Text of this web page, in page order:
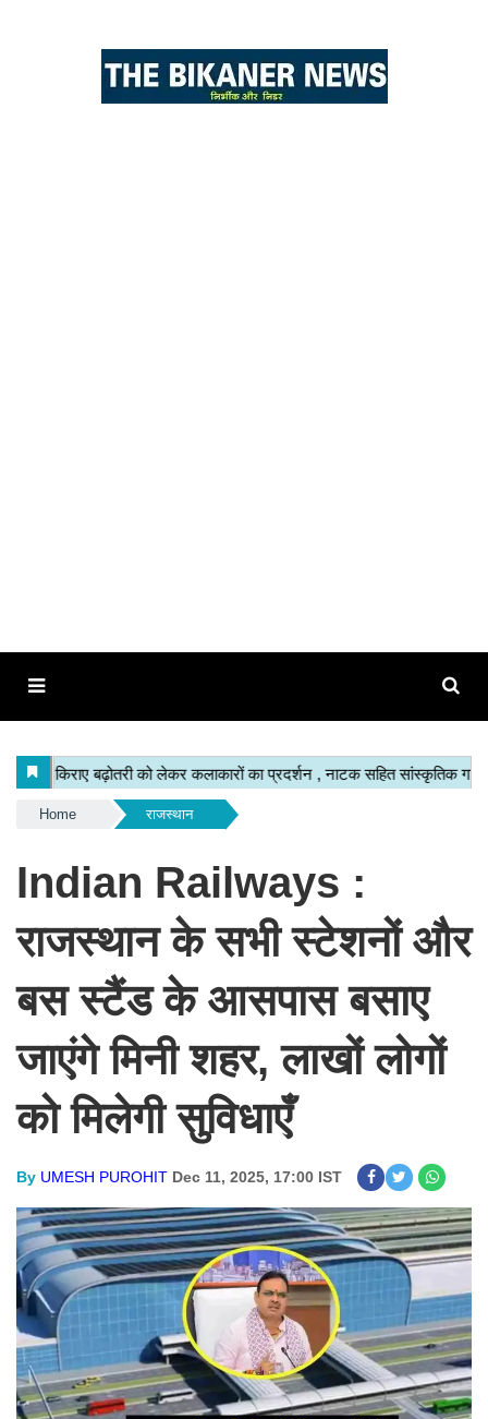
Home राजस्थान
Indian Railways :
राजस्थान के सभी स्टेशनों और
बस स्टैंड के आसपास बसाए
जाएंगे मिनी शहर, लाखों लोगों
को मिलेगी सुविधाएँ
By UMESH PUROHIT Dec 11, 2025, 17:00 IST